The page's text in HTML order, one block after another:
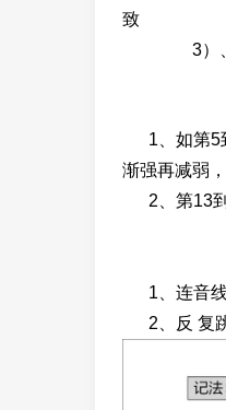
致
3）、
1、如第5
渐强再减弱
2、第13到
1、连音线
2、反 复跳